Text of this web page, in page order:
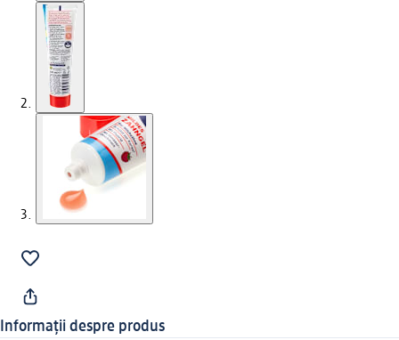
Informații despre produs